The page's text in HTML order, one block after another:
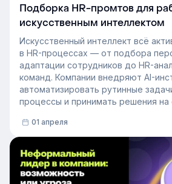
Подборка HR-промтов для
искусственным интеллектом
Искусственный интеллект всё
в HR-процессах — от подбора
адаптации сотрудников до HR-
команд. Компании внедряют AI-
автоматизировать рутинные
процессы и принимать решения на
01 апреля